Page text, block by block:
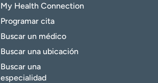
My Health Connection
Programar cita
Buscar un médico
Buscar una ubicación
Buscar una
especialidad